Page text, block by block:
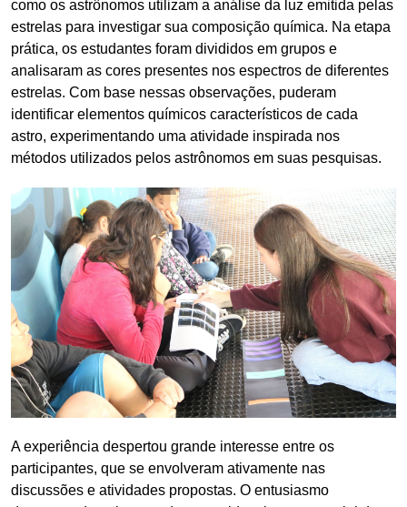
como os astrônomos utilizam a análise da luz emitida pelas
estrelas para investigar sua composição química. Na etapa
prática, os estudantes foram divididos em grupos e
analisaram as cores presentes nos espectros de diferentes
estrelas. Com base nessas observações, puderam
identificar elementos químicos característicos de cada
astro, experimentando uma atividade inspirada nos
métodos utilizados pelos astrônomos em suas pesquisas.
A experiência despertou grande interesse entre os
participantes, que se envolveram ativamente nas
discussões e atividades propostas. O entusiasmo